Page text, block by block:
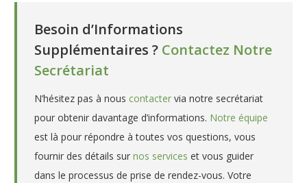
Besoin d’Informations
Supplémentaires ? Contactez Notre
Secrétariat
N’hésitez pas à nous contacter via notre secrétariat
pour obtenir davantage d’informations. Notre équipe
est là pour répondre à toutes vos questions, vous
fournir des détails sur nos services et vous guider
dans le processus de prise de rendez-vous. Votre